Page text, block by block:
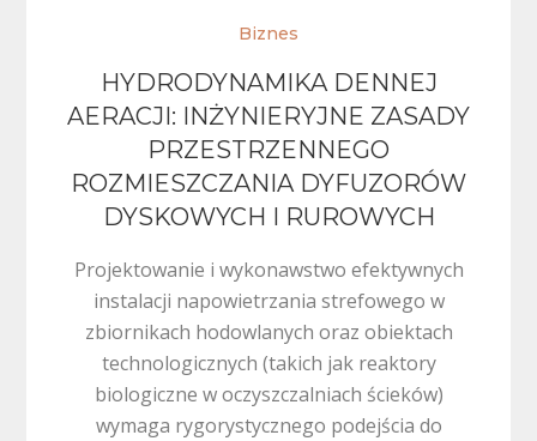
Biznes
HYDRODYNAMIKA DENNEJ
AERACJI: INŻYNIERYJNE ZASADY
PRZESTRZENNEGO
ROZMIESZCZANIA DYFUZORÓW
DYSKOWYCH I RUROWYCH
Projektowanie i wykonawstwo efektywnych
instalacji napowietrzania strefowego w
zbiornikach hodowlanych oraz obiektach
technologicznych (takich jak reaktory
biologiczne w oczyszczalniach ścieków)
wymaga rygorystycznego podejścia do